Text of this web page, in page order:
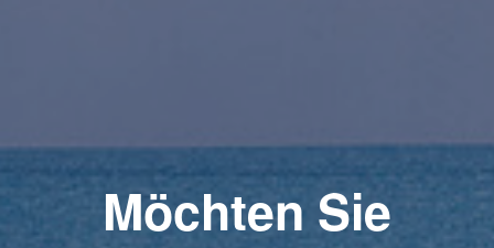
Möchten Sie